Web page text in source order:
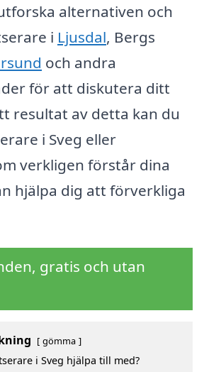
alternativen och
i Ljusdal, Bergs
och andra
för att diskutera ditt
resultat av detta kan du
i Sveg eller
verkligen förstår dina
hjälpa dig att förverkliga
gratis och utan
gömma
i Sveg hjälpa till med?